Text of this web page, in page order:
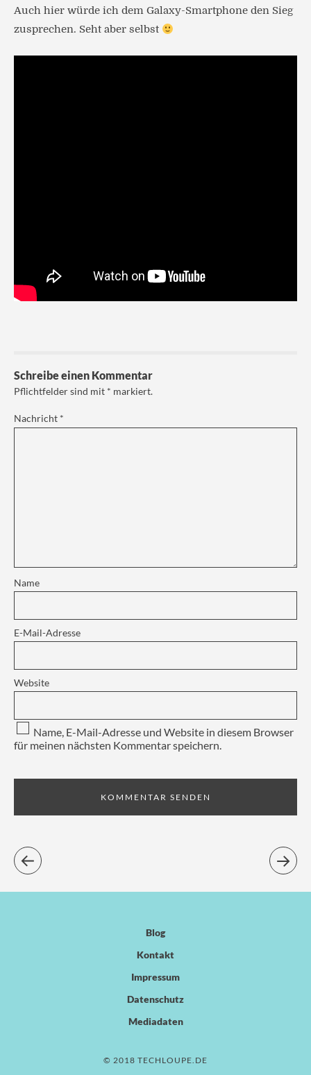
Auch hier würde ich dem Galaxy-Smartphone den Sieg
zusprechen. Seht aber selbst
Schreibe einen Kommentar
Pflichtfelder sind mit * markiert.
Nachricht *
Name
E-Mail-Adresse
Website
Name, E-Mail-Adresse und Website in diesem Browser
für meinen nächsten Kommentar speichern.
Blog
Kontakt
Impressum
Datenschutz
Mediadaten
© 2018 TECHLOUPE.DE